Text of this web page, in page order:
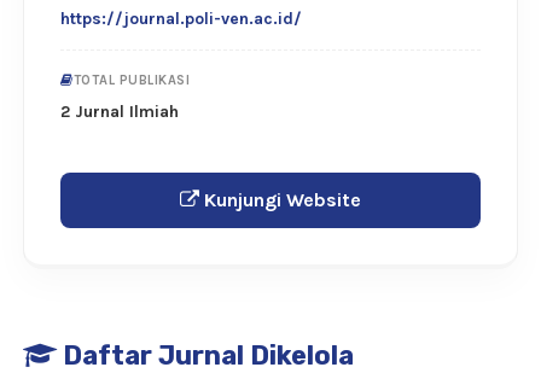
https://journal.poli-ven.ac.id/
TOTAL PUBLIKASI
2 Jurnal Ilmiah
Kunjungi Website
Daftar Jurnal Dikelola